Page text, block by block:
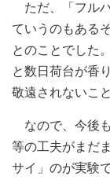
ただ、「フル
ていうのもある
とのことでした
と数日荷台が香
敬遠されないこ
なので、今後
等の工夫がまだ
サイ」のが実験